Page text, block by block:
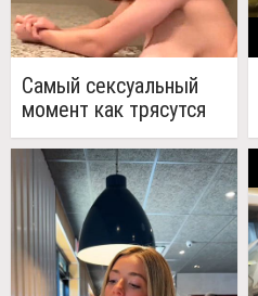
Самый сексуальный
момент как трясутся
большие сиськи голой
девушки...